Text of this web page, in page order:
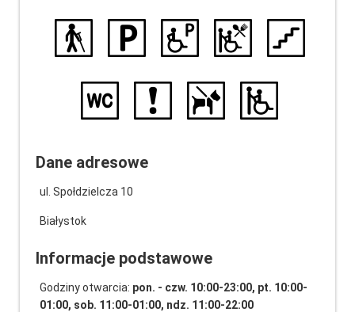
Dane adresowe
ul. Społdzielcza 10
Białystok
Informacje podstawowe
Godziny otwarcia: pon. - czw. 10:00-23:00, pt. 10:00-
01:00, sob. 11:00-01:00, ndz. 11:00-22:00